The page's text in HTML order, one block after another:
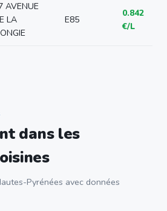
AVENUE
LA
E85
0.842
€/L
dans les
Pyrénées avec données